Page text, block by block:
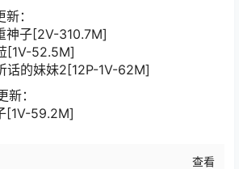
：
神子[2V-310.7M]
[1V-52.5M]
话的妹妹2[12P-1V-62M]
：
[1V-59.2M]
查看